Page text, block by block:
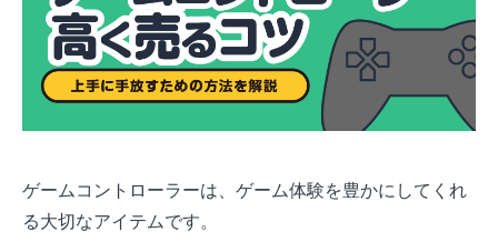
ゲームコントローラーは、ゲーム体験を豊かにしてくれ
る大切なアイテムです。